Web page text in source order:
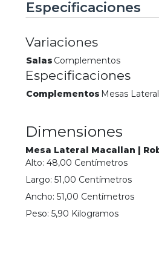
Especificaciones
Variaciones
Salas Complementos
Especificaciones
Complementos Mesas
Dimensiones
Mesa Lateral Macallan |
Alto: 48,00 Centímetros
Largo: 51,00 Centímetros
Ancho: 51,00 Centímetros
Peso: 5,90 Kilogramos